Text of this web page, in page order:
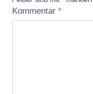
Kommentar *